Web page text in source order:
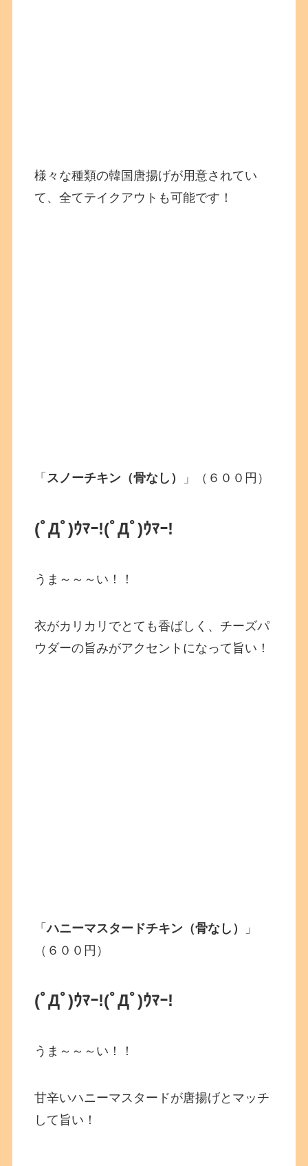
様々な種類の韓国唐揚げが用意されてい
て、全てテイクアウトも可能です！
「 スノーチキン（骨なし） 」（６００円）
(ﾟДﾟ)ｳﾏｰ!(ﾟДﾟ)ｳﾏｰ!
うま～～～い！！
衣がカリカリでとても香ばしく、チーズパ
ウダーの旨みがアクセントになって旨い！
「ハニーマスタードチキン（骨なし）
」
（６００円）
(ﾟДﾟ)ｳﾏｰ!(ﾟДﾟ)ｳﾏｰ!
うま～～～い！！
甘辛いハニーマスタードが唐揚げとマッチ
して旨い！